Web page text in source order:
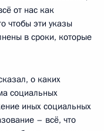
от нас как
чтобы эти указы
в сроки, которые
о каких
социальных
иных социальных
– всё, что